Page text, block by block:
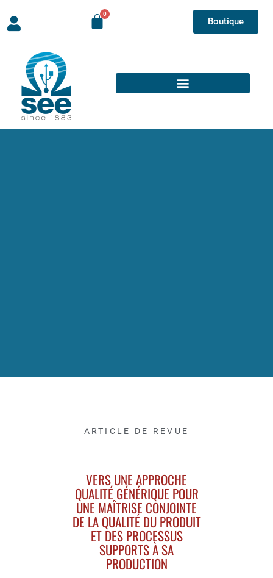
Boutique
ARTICLE DE REVUE
VERS UNE APPROCHE
QUALITÉ GÉNÉRIQUE POUR
UNE MAÎTRISE CONJOINTE
DE LA QUALITÉ DU PRODUIT
ET DES PROCESSUS
SUPPORTS À SA
PRODUCTION